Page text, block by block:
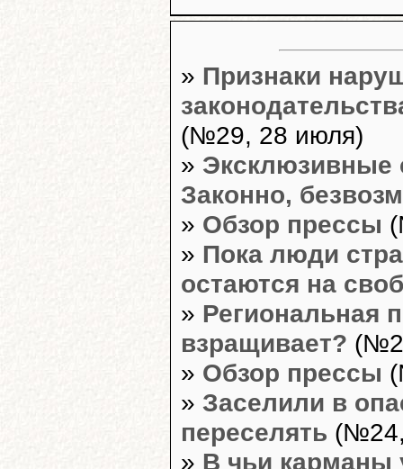
» Признаки
(№29, 28 июля)
» Эксклюзивные
Законно,
» Обзор прессы
» Пока люди
остаются на
» Региональная
взращивает?
» Обзор прессы
» Заселили в
переселять
» В чьи карманы